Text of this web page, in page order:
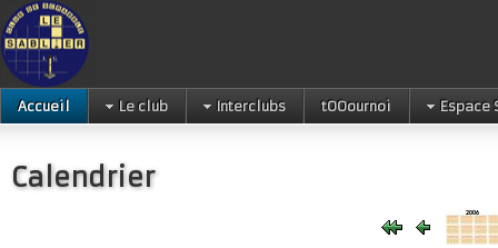
Accueil Le club Interclubs tOOournoi Espace
Calendrier